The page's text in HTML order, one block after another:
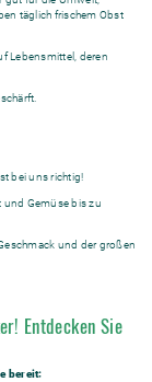
täglich frischem Obst
Lebensmittel, deren
bei uns richtig!
und Gemüse bis zu
und der großen
Entdecken Sie
bereit: